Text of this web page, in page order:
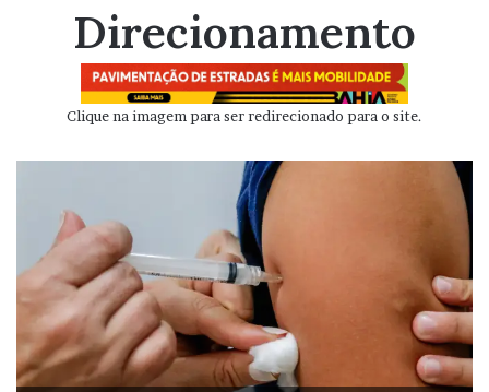
Direcionamento
Clique na imagem para ser redirecionado para o site.